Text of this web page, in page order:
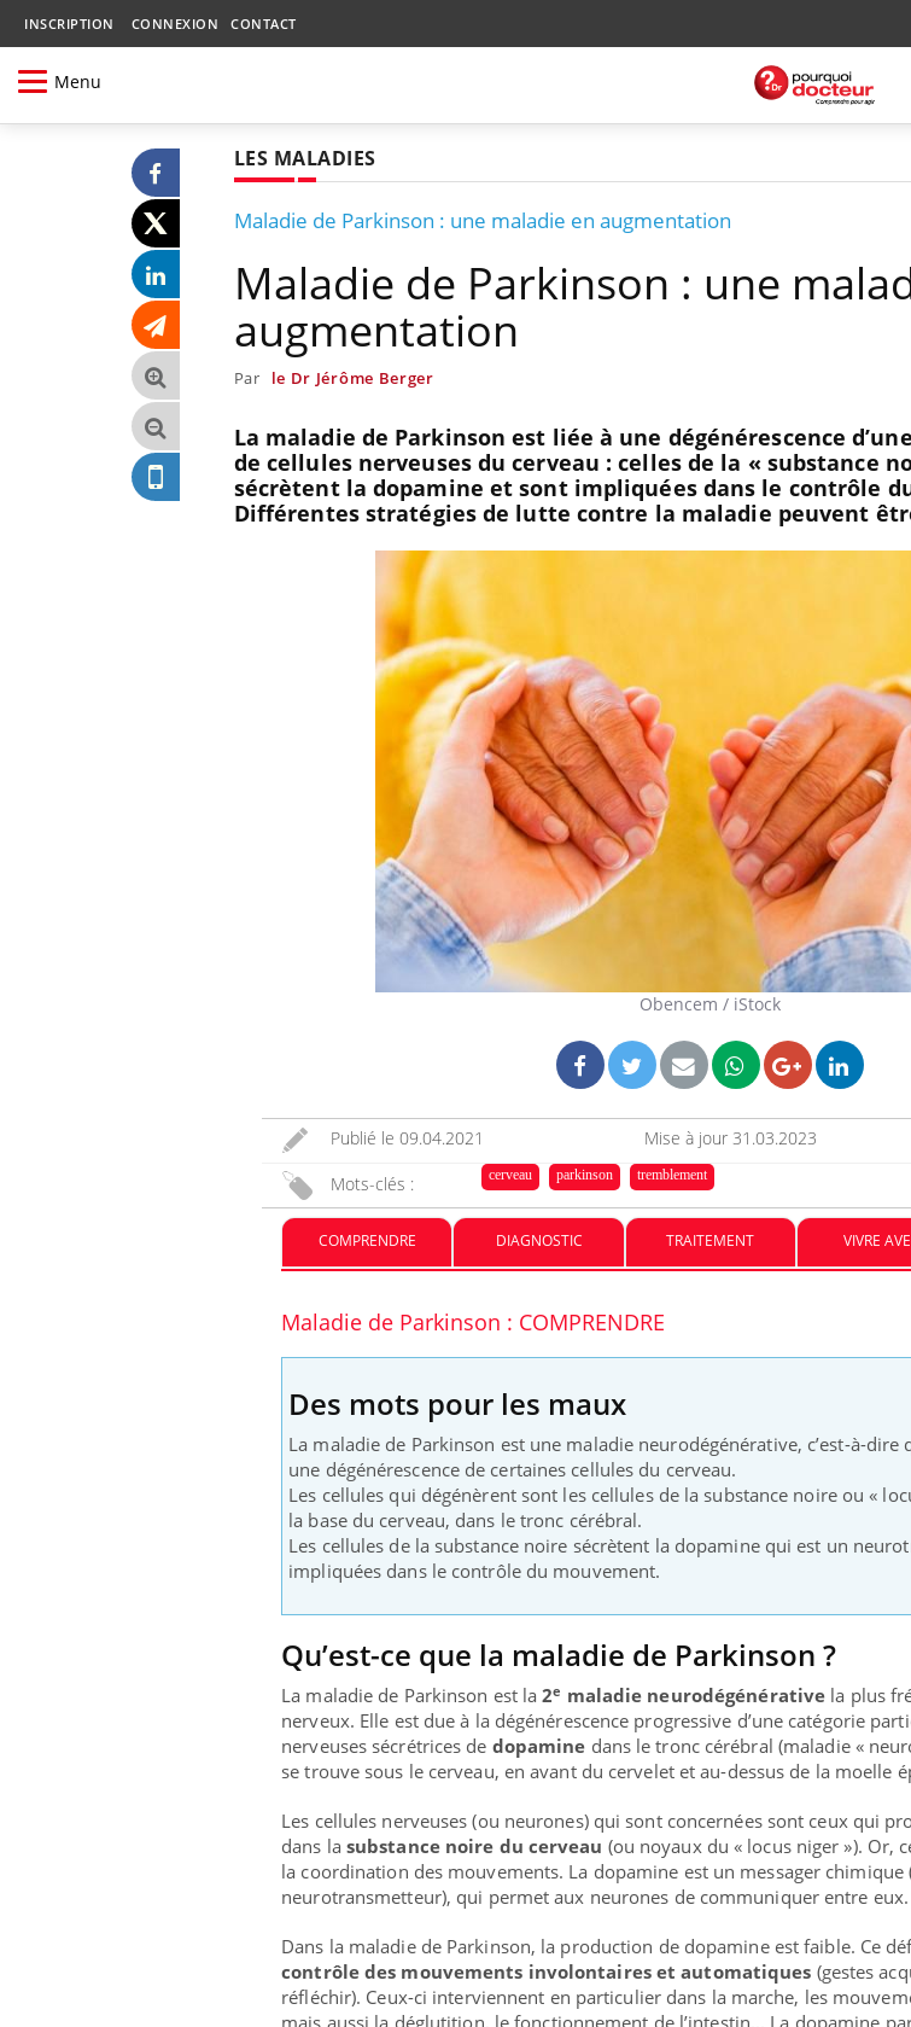
INSCRIPTION CONNEXION CONTACT
Menu
LES MALADIES
Maladie de Parkinson : une maladie en augmentation
Maladie de Parkinson : une
augmentation
Par le Dr Jérôme Berger
La maladie de Parkinson est liée à une dégénérescence
de cellules nerveuses du cerveau : celles de la « substance
sécrètent la dopamine et sont impliquées dans le contrôle
Différentes stratégies de lutte contre la maladie peuvent
Obencem / iStock
Publié le09.04.2021 Mise à jour 31.03.2023
Mots-clés :
cerveau parkinson tremblement
COMPRENDRE DIAGNOSTIC TRAITEMENT VIVRE
Maladie de Parkinson : COMPRENDRE
Des mots pour les maux
La maladie de Parkinson est une maladie neurodégénérative, c’est-à-dire
une dégénérescence de certaines cellules du cerveau.
Les cellules qui dégénèrent sont les cellules de la substance noire ou «
la base du cerveau, dans le tronc cérébral.
Les cellules de la substance noire sécrètent la dopamine qui est un
impliquées dans le contrôle du mouvement.
Qu’est-ce que la maladie de Parkinson ?
La maladie de Parkinson est la2e maladie neurodégénérative la plus
nerveux. Elle est due à la dégénérescence progressive d’une catégorie
nerveuses sécrétrices de dopamine dans le tronc cérébral (maladie «
se trouve sous le cerveau, en avant du cervelet et au-dessus de la moelle
Les cellules nerveuses (ou neurones) qui sont concernées sont ceux qui
dans la substance noire du cerveau (ou noyaux du « locus niger »). Or,
la coordination des mouvements. La dopamine est un messager chimique
neurotransmetteur), qui permet aux neurones de communiquer entre eux.
Dans la maladie de Parkinson, la production de dopamine est faible. Ce
contrôle des mouvements involontaires et automatiques (gestes
réfléchir). Ceux-ci interviennent en particulier dans la marche, les
Et si les caries pouvaient
bientôt disparaître sans
plombage ?
“Des verres adaptés, c'est
santé des yeux”
Les troubles du sommeil
modifient votre cerveau !
Mon enfant est-il trop
sensible ou simplement
très empathique ?
quelle trousse à pharmacie
Eczéma Chronique des Mains : Youtube
Carence en fer : comprendre pour